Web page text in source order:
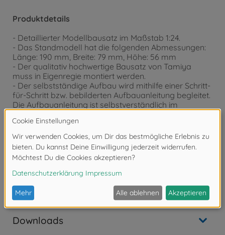
Produktdetails
- Detaillierter Modellbausatz im Maßstab 1:24.
- Das Standmodell hat die folgenden Abmessungen:
Länge: 190 mm, Breite: 79 mm, Höhe: 56 mm
- Der qualitativ hochwertige Bausatz von Tamiya
muss in Eigenregie montiert werden.
- Der selbstständige Aufbau wird mithilfe einer Schritt-
für-Schritt bzw. bebilderten Aufbauanleitung begleitet.
Die Aufbauanleitung ist selbstverständlich im
- Auf Basis der Aufbauanleitung müssen die
passgenauen Einzelteile zusammengefügt werden.
Eine Lackierung der Teile kann nach eigenen
Vorstellungen vorgenommen werden.
- Werkzeug, Klebstoff und Farben sind im
Lieferumfang des Plastikbausatzes nicht enthalten.
Downloads